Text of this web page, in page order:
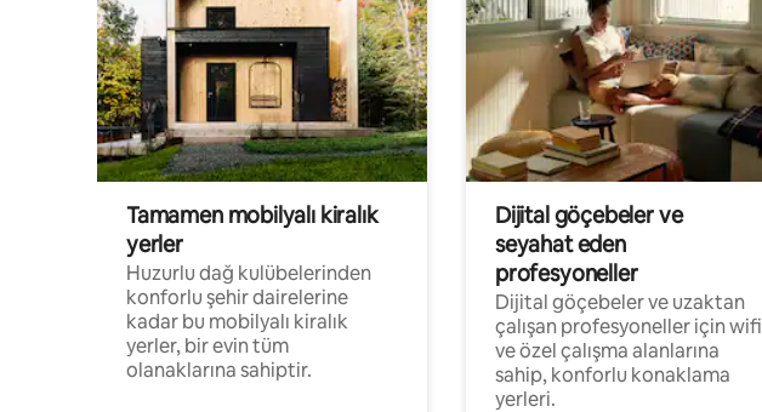
Tamamen mobilyalı kiralık
yerler
Huzurlu dağ kulübelerinden
konforlu şehir dairelerine
kadar bu mobilyalı kiralık
yerler, bir evin tüm
olanaklarına sahiptir.
Dijital göçebeler ve
seyahat eden
profesyoneller
Dijital göçebeler ve uzaktan
çalışan profesyoneller için wifi
ve özel çalışma alanlarına
sahip, konforlu konaklama
yerleri.